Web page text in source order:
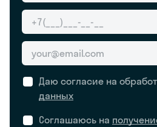
Даю согласие на
данных
Соглашаюсь на